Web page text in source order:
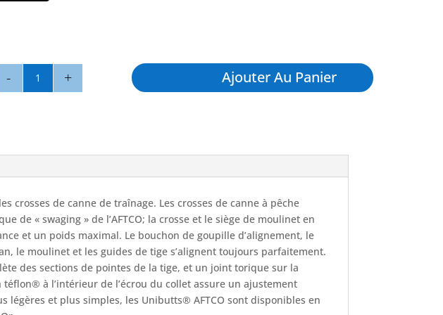
quantité
-
Ajouter Au Panier
crosses de canne de traînage. Les crosses de canne à pêche
« swaging » de l’AFTCO; la crosse et le siège de moulinet en
et un poids maximal. Le bouchon de goupille d’alignement, le
le moulinet et les guides de tige s’alignent toujours parfaitement.
des sections de pointes de la tige, et un joint torique sur la
à l’intérieur de l’écrou du collet assure un ajustement
et plus simples, les Unibutts® AFTCO sont disponibles en